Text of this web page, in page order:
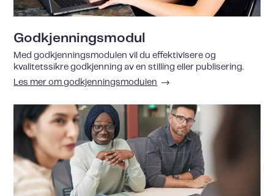
Godkjenningsmodul
Med godkjenningsmodulen vil du effektivisere og
kvalitetssikre godkjenning av en stilling eller publisering.
Les mer om godkjenningsmodulen